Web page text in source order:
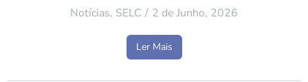
Notícias, SELC 2 de Junho, 2026
Ler Mais